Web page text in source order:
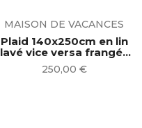
MAISON DE VACANCES
Plaid 140x250cm en lin
lavé vice versa frangé |
Nude
Prix
250,00 €